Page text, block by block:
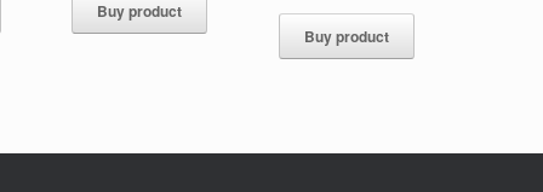
Buy product
Buy product